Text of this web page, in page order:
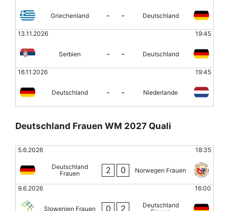
Griechenland - - Deutschland
13.11.2026 19:45
Serbien - - Deutschland
16.11.2026 19:45
Deutschland - - Niederlande
Deutschland Frauen WM 2027 Quali
5.6.2026 18:35
Deutschland
Frauen
2 0 Norwegen Frauen
9.6.2026 16:00
Slowenien Frauen 0 2
Deutschland